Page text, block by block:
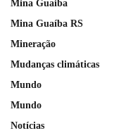
Mina Guaiba
Mina Guaíba RS
Mineração
Mudanças climáticas
Mundo
Mundo
Notícias